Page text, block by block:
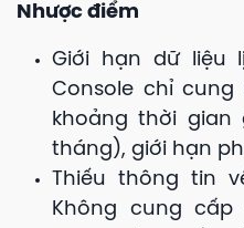
Nhược điểm
Giới hạn dữ liệu
Console chỉ
khoảng thời gian
tháng), giới hạn
Thiếu thông tin
Không cung